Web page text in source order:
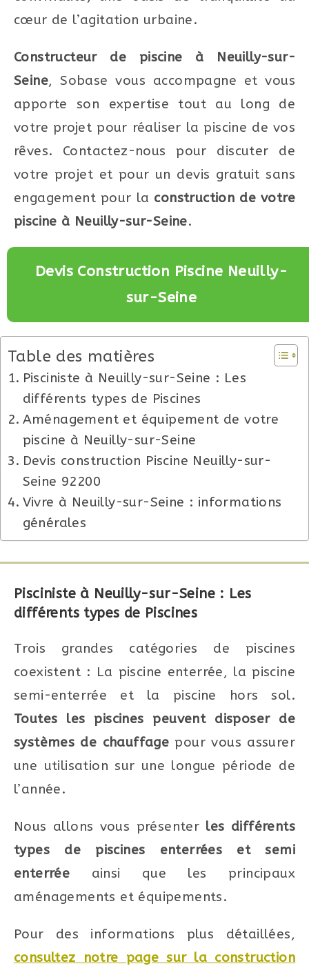
cœur de l’agitation urbaine.
Constructeur de piscine à Neuilly-sur-
Seine, Sobase vous accompagne et vous
apporte son expertise tout au long de
votre projet pour réaliser la piscine de vos
rêves. Contactez-nous pour discuter de
votre projet et pour un devis gratuit sans
engagement pour la construction de votre
piscine à Neuilly-sur-Seine.
Devis Construction Piscine Neuilly-
sur-Seine
Table des matières
Pisciniste à Neuilly-sur-Seine : Les
différents types de Piscines
Aménagement et équipement de votre
piscine à Neuilly-sur-Seine
Devis construction Piscine Neuilly-sur-
Seine 92200
Vivre à Neuilly-sur-Seine : informations
générales
Pisciniste à Neuilly-sur-Seine : Les
différents types de Piscines
Trois grandes catégories de piscines
coexistent : La piscine enterrée, la piscine
semi-enterrée et la piscine hors sol.
Toutes les piscines peuvent disposer de
systèmes de chauffage pour vous assurer
une utilisation sur une longue période de
l’année.
Nous allons vous présenter les différents
types de piscines enterrées et semi
enterrée ainsi que les principaux
aménagements et équipements.
Pour des informations plus détaillées,
consultez notre page sur la construction